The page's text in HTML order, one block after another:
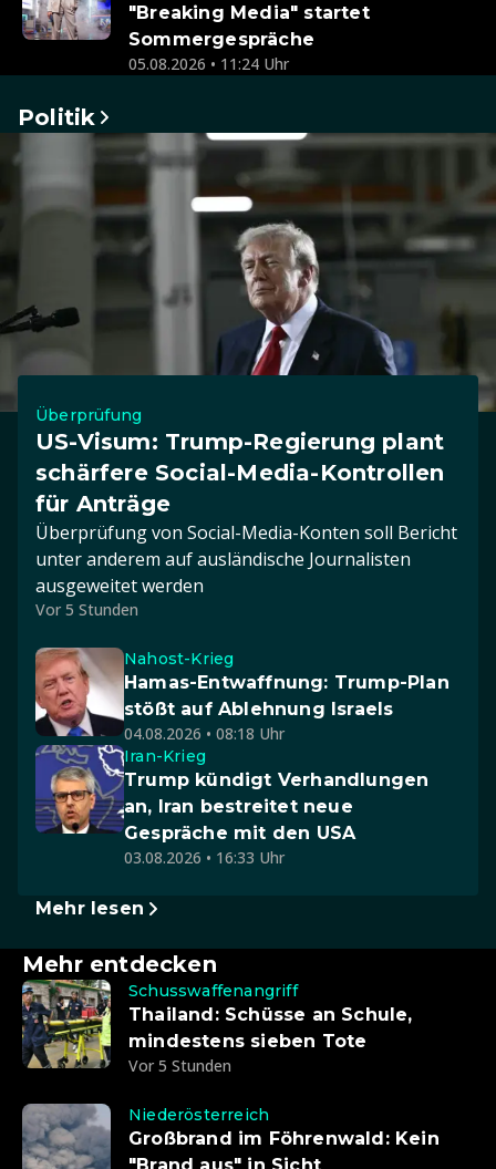
"Breaking Media" startet
Sommergespräche
05.08.2026 • 11:24 Uhr
Politik
Überprüfung
US-Visum: Trump-Regierung plant
schärfere Social-Media-Kontrollen
für Anträge
Überprüfung von Social-Media-Konten soll Bericht
unter anderem auf ausländische Journalisten
ausgeweitet werden
Vor 5 Stunden
Nahost-Krieg
Hamas-Entwaffnung: Trump-Plan
stößt auf Ablehnung Israels
04.08.2026 • 08:18 Uhr
Iran-Krieg
Trump kündigt Verhandlungen
an, Iran bestreitet neue
Gespräche mit den USA
03.08.2026 • 16:33 Uhr
Mehr lesen
Mehr entdecken
Schusswaffenangriff
Thailand: Schüsse an Schule,
mindestens sieben Tote
Vor 5 Stunden
Niederösterreich
Großbrand im Föhrenwald: Kein